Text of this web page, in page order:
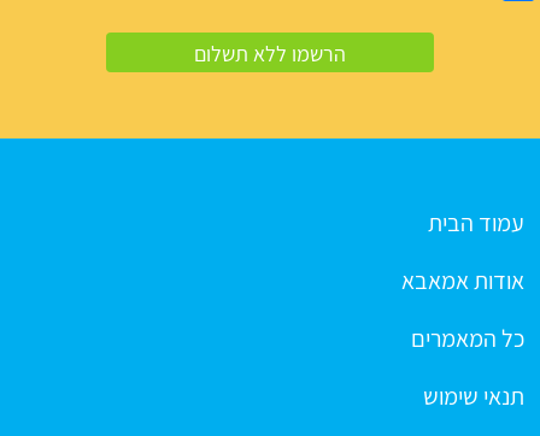
עמוד הבית
אודות אמאבא
כל המאמרים
תנאי שימוש